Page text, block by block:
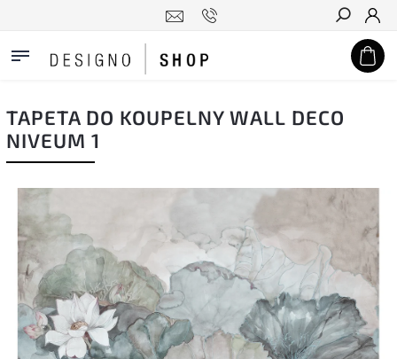
Hledat
TAPETA DO KOUPELNY WALL DECO
NIVEUM 1